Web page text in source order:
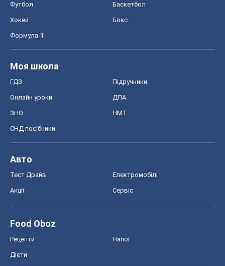
Футбол Баскетбол
Хокей Бокс
Формула-1
Моя школа
ГДЗ Підручники
Онлайн уроки ДПА
ЗНО НМТ
СНД посібники
Авто
Тест Драйв Електромобілі
Акції Сервіс
Food Oboz
Рецепти Напої
Дієти